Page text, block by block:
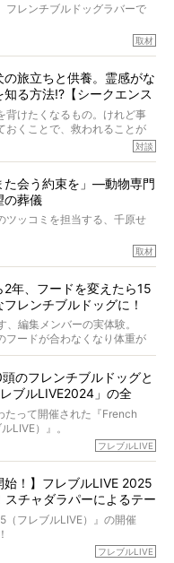
フレンチブルドッグラバーで
に、そのフレンチブルドッグ
たく同じであることに、なん
でした。
な暮らしを、BUHI編集長の
り取らせていただきます。
取材
の旅立ちと供養。霊感がな
る方法!?【シークエンス
背けたくなるもの。けれど事
おくことで、救われることが
エンスはやとも」さんに、愛
タビュー。
、大の犬好きで心霊分野の知
ドやおもちゃはどうすればい
犬が成仏したことを知る方
りすぎない、むしろ心がスッ
です！
対談
た会う約束を」―動物専門
の葬儀
ツッコミを担当する、千原せ
いけん）」。
なぜ動物専門僧侶という道を
に向き合うべきなのか。
取材
年、フードを変えたら15
レンチブルドッグに！
編集メンバーの実体験。
フードが合わなくなり体重が
く「年齢のせいですね…」と言
んなとき、我が家に届いたの
の試食品でした。
)」を食べつづけて二年、愛
お散歩をしています。
までを包み隠さず、時系列で
のフレンチブルドッグと
ブルLIVE2024」の全
って開催された『French
LIVE）』。
チブルドッグと7,000人のフレ
のロッチさん。day2の音楽フ
が出演するなど、例年以上
。全国のフレンチブルドッ
LIVE2024」の模様を、詳しく
フレブルLIVE
始！】フレブルLIVE 2025
チャダラパーによるテー
（フレブルLIVE）』の開催
いよ販売スタートです！フレブルLIVE